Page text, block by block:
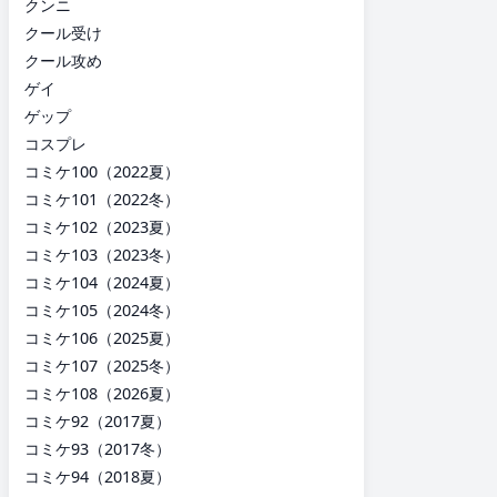
クンニ
クール受け
クール攻め
ゲイ
ゲップ
コスプレ
コミケ100（2022夏）
コミケ101（2022冬）
コミケ102（2023夏）
コミケ103（2023冬）
コミケ104（2024夏）
コミケ105（2024冬）
コミケ106（2025夏）
コミケ107（2025冬）
コミケ108（2026夏）
コミケ92（2017夏）
コミケ93（2017冬）
コミケ94（2018夏）